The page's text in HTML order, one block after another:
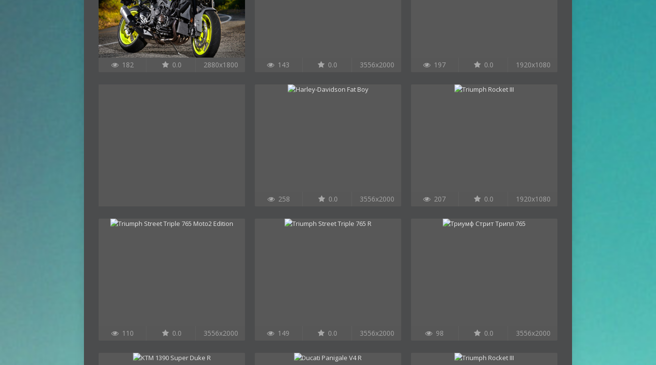
182 0.0 2880x1800 143 0.0 3556x2000 197 0.0 1920x1080
258 0.0 3556x2000 207 0.0 1920x1080
110 0.0 3556x2000 149 0.0 3556x2000 98 0.0 3556x2000